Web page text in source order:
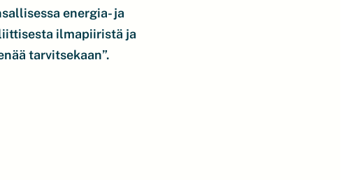
energia- ja
ilmapiiristä ja
tarvitsekaan”.